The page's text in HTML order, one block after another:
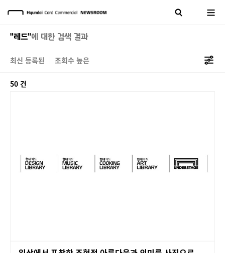
"레드"에 대한 검색 결과
최신 등록된 조회수 높은
50 건